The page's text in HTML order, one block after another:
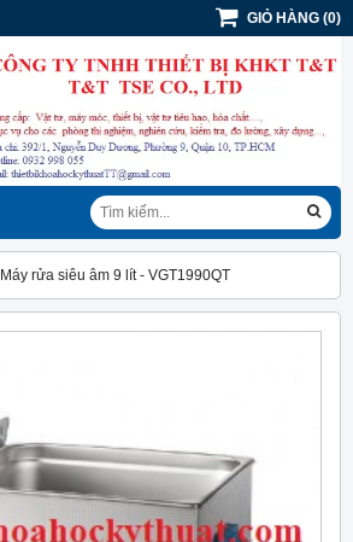
GIỎ HÀNG (0)
Máy rửa siêu âm 9 lít - VGT1990QT